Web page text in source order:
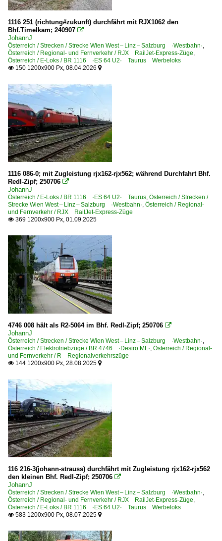
Wien-Hütteldorf
Wien-West
~ Sonstige
Bahnübergänge
Stellwerke
Dampfloks
BR 01 ex DR 01.15, ex DR 01.5
BR 16 · kkStB 310
BR 392 · BBÖ 478 · WTK 4
BR 919
BR 2016 ·ER20· Hercules
BR 2016.9 ·ER20· Private
BR 2043
BR 2048 ex DB V 100
BR 2050
BR 2060 ·JW DH 200 B28·
BR 2062 ·JW DH 400 B32·
BR 2067
BR 2068 ·JW B'B'-17· 'Flüsterlok'
BR 2143
Dieselloks | ohne BR-Nummer | Private | Industrie
MaK G 1205 | StH V 20 012
Dieseltriebzüge
BR 5047 BVT 'Popscherl'
E-Loks
BR 1010
BR 1014
1116 251 (richtung#zukunft) durchfährt mit RJX1062 den
Bhf.Timelkam; 240907 
JohannJ
Österreich / Strecken / Strecke Wien West – Linz – Salzburg ·Westbahn·,
Österreich / Regional- und Fernverkehr / RJX RailJet-Express-Züge,
Österreich / E-Loks / BR 1116 ·ES 64 U2· Taurus Werbeloks
 150 1200x900 Px, 08.04.2026 
1116 086-0; mit Zugleistung rjx162-rjx562; während Durchfahrt Bhf.
Redl-Zipf; 250706 
JohannJ
Österreich / E-Loks / BR 1116 ·ES 64 U2· Taurus, Österreich / Strecken /
Strecke Wien West – Linz – Salzburg ·Westbahn·, Österreich / Regional-
und Fernverkehr / RJX RailJet-Express-Züge
 369 1200x900 Px, 01.09.2025
4746 008 hält als R2-5064 im Bhf. Redl-Zipf; 250706 
JohannJ
Österreich / Strecken / Strecke Wien West – Linz – Salzburg ·Westbahn·,
Österreich / Elektrotriebzüge / BR 4746 ·Desiro ML·, Österreich / Regional-
und Fernverkehr / R Regionalverkehrszüge
 144 1200x900 Px, 28.08.2025 
116 216-3(johann-strauss) durchfährt mit Zugleistung rjx162-rjx562
den kleinen Bhf. Redl-Zipf; 250706 
JohannJ
Österreich / Strecken / Strecke Wien West – Linz – Salzburg ·Westbahn·,
Österreich / Regional- und Fernverkehr / RJX RailJet-Express-Züge,
Österreich / E-Loks / BR 1116 ·ES 64 U2· Taurus Werbeloks
 583 1200x900 Px, 08.07.2025 